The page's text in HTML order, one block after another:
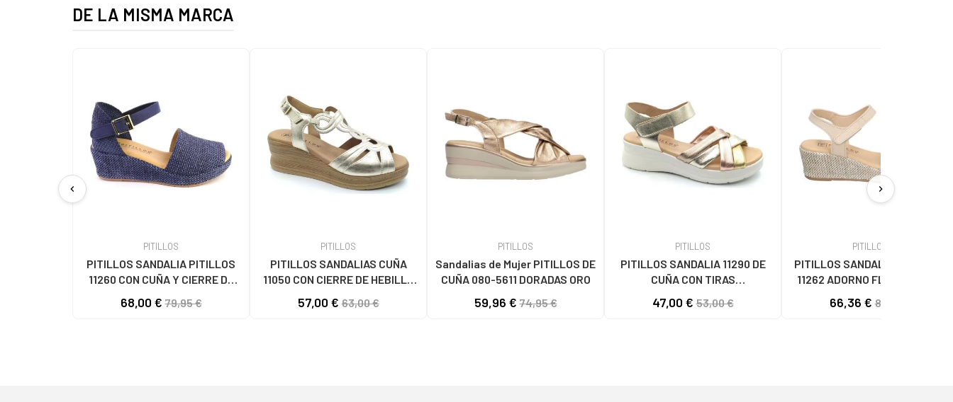
DE LA MISMA MARCA
chevron_left
PITILLOS
PITILLOS SANDALIA PITILLOS
11260 CON CUÑA Y CIERRE DE
68,00 €79,95 €
PITILLOS
PITILLOS SANDALIAS CUÑA
11050 CON CIERRE DE HEBILLA
57,00 €63,00 €
PITILLOS
Sandalias de Mujer PITILLOS DE
CUÑA 080-5611 DORADAS ORO
59,96 €74,95 €
PITILLOS
PITILLOS SANDALIA 11290 DE
CUÑA CON TIRAS
DORADO
47,00 €53,00 €
PITILLOS
PITILLOS SANDALIAS DE CUÑA
11262 ADORNO FLORAL BEIGE
66,36 €81,24 €
chevron_right